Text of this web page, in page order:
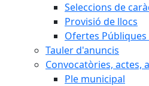
Seleccions de
Provisió de llocs
Ofertes
Tauler d'anuncis
Convocatòries, actes,
Ple municipal